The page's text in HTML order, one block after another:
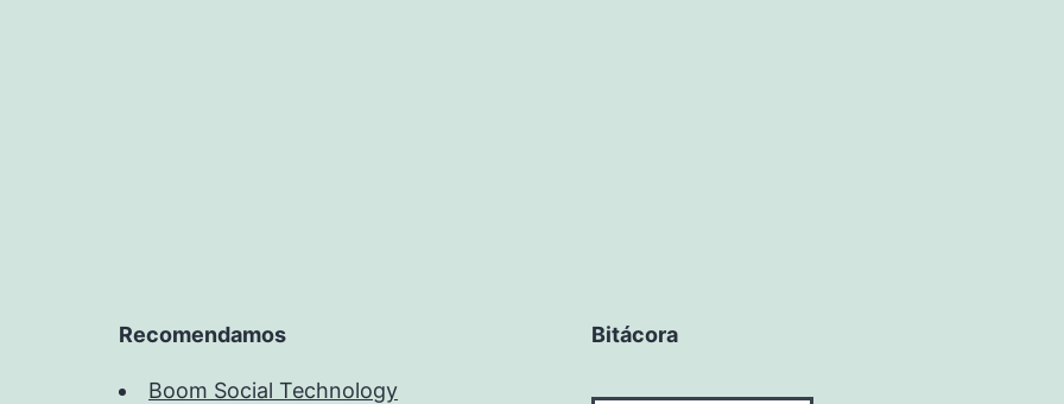
Recomendamos
Boom Social Technology
Bitácora